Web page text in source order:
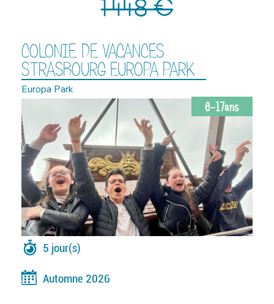
1 448 €
COLONIE DE VACANCES
STRASBOURG EUROPA PARK
Europa Park
6-17ans
5 jour(s)
Automne 2026